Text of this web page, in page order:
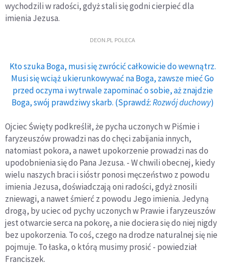
wychodzili w radości, gdyż stali się godni cierpieć dla
imienia Jezusa.
DEON.PL POLECA
Kto szuka Boga, musi się zwrócić całkowicie do wewnątrz.
Musi się wciąż ukierunkowywać na Boga, zawsze mieć Go
przed oczyma i wytrwale zapominać o sobie, aż znajdzie
Boga, swój prawdziwy skarb. (Sprawdź:Rozwój duchowy)
Ojciec Święty podkreślił, że pycha uczonych w Piśmie i
faryzeuszów prowadzi nas do chęci zabijania innych,
natomiast pokora, a nawet upokorzenie prowadzi nas do
upodobnienia się do Pana Jezusa. - W chwili obecnej, kiedy
wielu naszych braci i sióstr ponosi męczeństwo z powodu
imienia Jezusa, doświadczają oni radości, gdyż znosili
zniewagi, a nawet śmierć z powodu Jego imienia. Jedyną
drogą, by uciec od pychy uczonych w Prawie i faryzeuszów
jest otwarcie serca na pokorę, a nie dociera się do niej nigdy
bez upokorzenia. To coś, czego na drodze naturalnej się nie
pojmuje. To łaska, o którą musimy prosić - powiedział
Franciszek.